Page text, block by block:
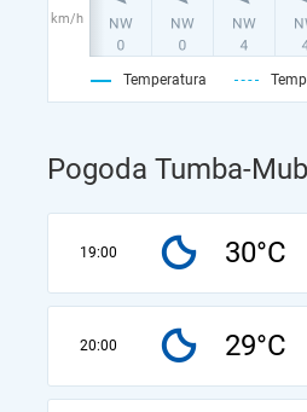
km/h
Temperatura
Pogoda Tumba-
19:00 30°C
20:00 29°C